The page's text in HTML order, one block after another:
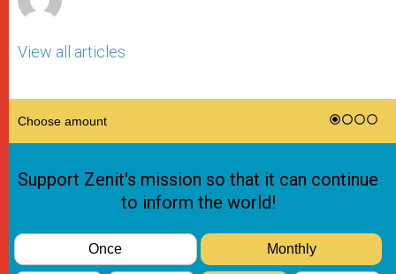
View all articles